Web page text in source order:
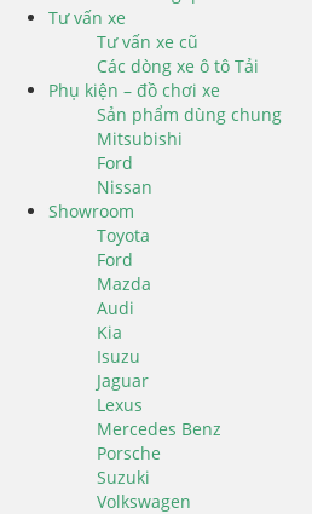
Tư vấn xe
Tư vấn xe cũ
Các dòng xe ô tô Tải
Phụ kiện – đồ chơi xe
Sản phẩm dùng chung
Mitsubishi
Ford
Nissan
Showroom
Toyota
Ford
Mazda
Audi
Kia
Isuzu
Jaguar
Lexus
Mercedes Benz
Porsche
Suzuki
Volkswagen